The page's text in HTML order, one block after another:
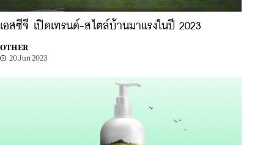
เอสซีจี เปิดเทรนด์-สไตล์บ้านมาแรงในปี 2023
OTHER
20 Jun 2023